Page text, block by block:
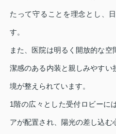
たって守ることを理念とし、
す。
また、医院は明るく開放的な
潔感のある内装と親しみやすい
境が整えられています。
1階の広々とした受付ロビーに
アが配置され、陽光の差し込